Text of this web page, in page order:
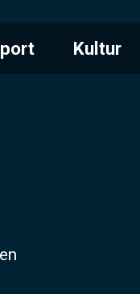
Kultur